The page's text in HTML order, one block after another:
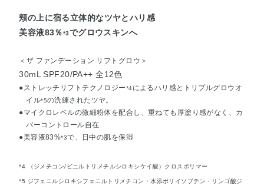
頬の上に宿る立体的なツヤとハリ感
美容液83％*3でグロウスキンへ
＜ザ ファンデーション リフトグロウ＞
30mL SPF20/PA++ 全12色
●ストレッチリフトテクノロジー*4によるハリ感とトリプルグロウオ
イル*5の洗練されたツヤ。
●マイクロレベルの微細粉体を配合し、重ねても厚塗り感がなく、カ
バーコントロール自在
●美容液83%*3で、日中の肌を保湿
*4 （ジメチコン/ビニルトリメチルシロキシケイ酸）クロスポリマー
*5 ジフェニルシロキシフェニルトリメチコン・水添ポリイソブテン・リンゴ酸ジ